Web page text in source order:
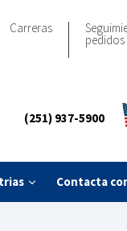
Carreras
pedidos
(251) 937-5900
Contacta